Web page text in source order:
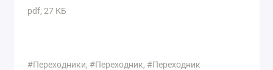
pdf, 27 КБ
#Переходники, #Переходник, #Переходник